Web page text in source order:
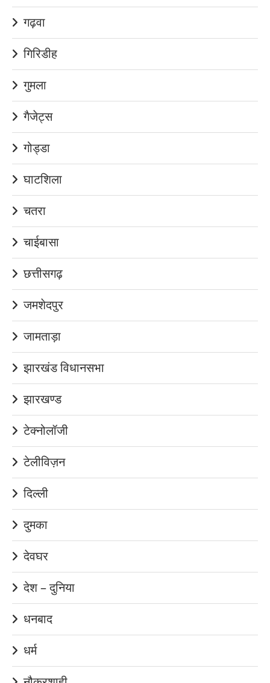
गढ़वा
गिरिडीह
गुमला
गैजेट्स
गोड्डा
घाटशिला
चतरा
चाईबासा
छत्तीसगढ़
जमशेदपुर
जामताड़ा
झारखंड विधानसभा
झारखण्ड
टेक्नोलॉजी
टेलीविज़न
दिल्ली
दुमका
देवघर
देश – दुनिया
धनबाद
धर्म